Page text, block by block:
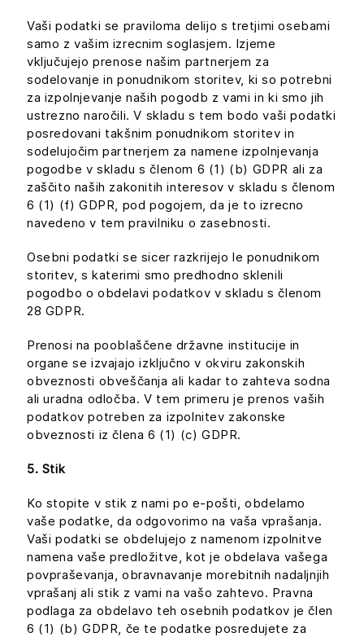
Vaši podatki se praviloma delijo s tretjimi osebami
samo z vašim izrecnim soglasjem. Izjeme
vključujejo prenose našim partnerjem za
sodelovanje in ponudnikom storitev, ki so potrebni
za izpolnjevanje naših pogodb z vami in ki smo jih
ustrezno naročili. V skladu s tem bodo vaši podatki
posredovani takšnim ponudnikom storitev in
sodelujočim partnerjem za namene izpolnjevanja
pogodbe v skladu s členom 6 (1) (b) GDPR ali za
zaščito naših zakonitih interesov v skladu s členom
6 (1) (f) GDPR, pod pogojem, da je to izrecno
navedeno v tem pravilniku o zasebnosti.
Osebni podatki se sicer razkrijejo le ponudnikom
storitev, s katerimi smo predhodno sklenili
pogodbo o obdelavi podatkov v skladu s členom
28 GDPR.
Prenosi na pooblaščene državne institucije in
organe se izvajajo izključno v okviru zakonskih
obveznosti obveščanja ali kadar to zahteva sodna
ali uradna odločba. V tem primeru je prenos vaših
podatkov potreben za izpolnitev zakonske
obveznosti iz člena 6 (1) (c) GDPR.
5. Stik
Ko stopite v stik z nami po e-pošti, obdelamo
vaše podatke, da odgovorimo na vaša vprašanja.
Vaši podatki se obdelujejo z namenom izpolnitve
namena vaše predložitve, kot je obdelava vašega
povpraševanja, obravnavanje morebitnih nadaljnjih
vprašanj ali stik z vami na vašo zahtevo. Pravna
podlaga za obdelavo teh osebnih podatkov je člen
6 (1) (b) GDPR, če te podatke posredujete za